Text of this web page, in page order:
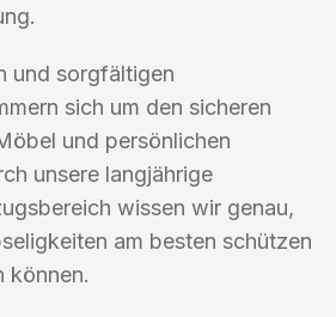
und sorgfältigen
sich um den sicheren
und persönlichen
unsere langjährige
wissen wir genau,
am besten schützen
können.